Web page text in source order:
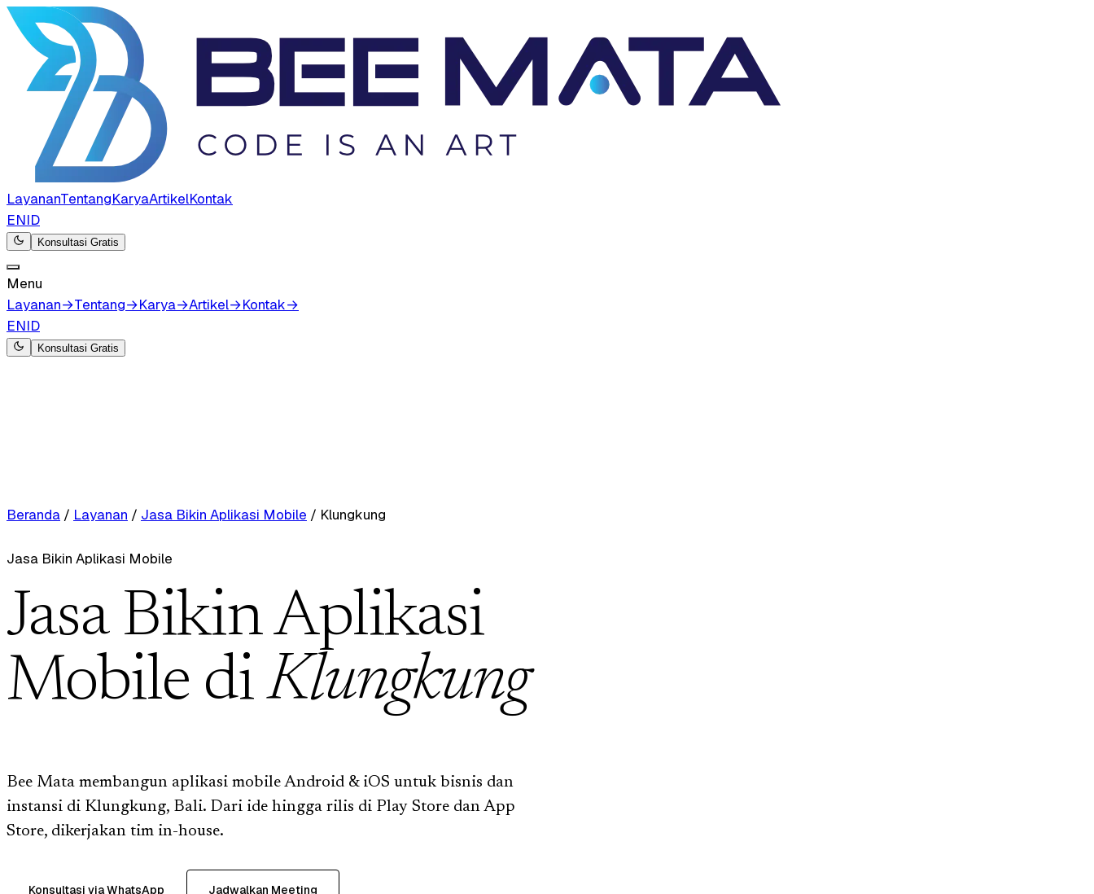
LayananTentangKaryaArtikelKontak
ENID
Konsultasi Gratis
Menu
Layanan→Tentang→Karya→Artikel→Kontak→
ENID
Konsultasi Gratis
Beranda / Layanan / Jasa Bikin Aplikasi Mobile / Klungkung
Jasa Bikin Aplikasi Mobile
Jasa Bikin Aplikasi
Mobile diKlungkung
Bee Mata membangun aplikasi mobile Android & iOS untuk bisnis dan
instansi di Klungkung, Bali. Dari ide hingga rilis di Play Store dan App
Store, dikerjakan tim in-house.
Konsultasi via WhatsApp Jadwalkan Meeting